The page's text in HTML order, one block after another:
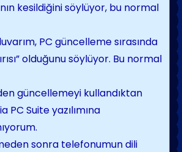
kesildiğini söylüyor, bu normal
PC güncelleme sırasında
olduğunu söylüyor. Bu normal
güncellemeyi kullandıktan
PC Suite yazılımına
sonra telefonumun dili